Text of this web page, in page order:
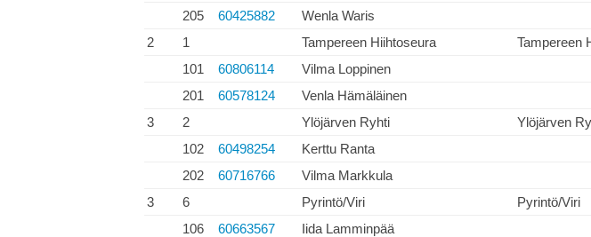
205
60425882 Wenla Waris
2
1 Tampereen Hiihtoseura Tampereen
101
60806114 Vilma Loppinen
201
60578124 Venla Hämäläinen
3
2 Ylöjärven Ryhti Ylöjärven
102
60498254 Kerttu Ranta
202
60716766 Vilma Markkula
3
6 Pyrintö/Viri Pyrintö/Viri
106
60663567 Iida Lamminpää